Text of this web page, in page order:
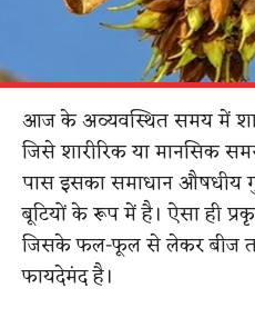
आज के अव्यवस्थित समय में
जिसे शारीरिक या मानसिक
पास इसका समाधान
बूटियों के रूप में है। ऐसा ही
जिसके फल-फूल से लेकर बीज
फायदेमंद है।